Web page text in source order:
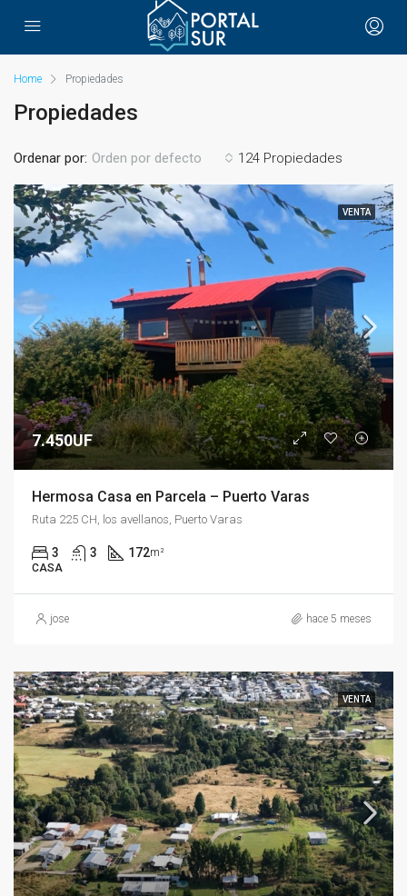
Home Propiedades
Propiedades
124 Propiedades
Ordenar por: Orden por defecto
VENTA
7.450UF
Hermosa Casa en Parcela – Puerto Varas
Ruta 225 CH, los avellanos, Puerto Varas
3 3 172m²
CASA
jose hace 5 meses
VENTA